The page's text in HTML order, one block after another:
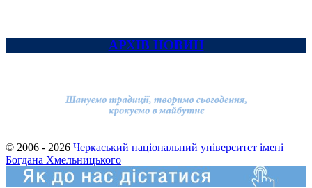
АРХІВ НОВИН
© 2006 - 2026 Черкаський національний університет імені
Богдана Хмельницького